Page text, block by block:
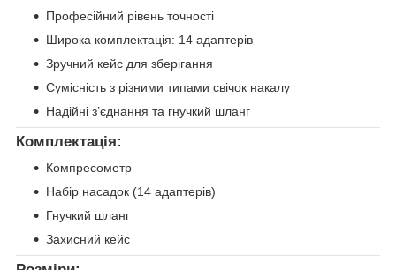
Професійний рівень точності
Широка комплектація: 14 адаптерів
Зручний кейс для зберігання
Сумісність з різними типами свічок накалу
Надійні з’єднання та гнучкий шланг
Комплектація:
Компресометр
Набір насадок (14 адаптерів)
Гнучкий шланг
Захисний кейс